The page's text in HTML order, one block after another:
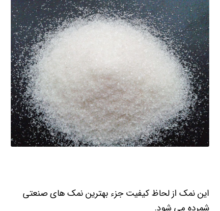
این نمک از لحاظ کیفیت جزء بهترین نمک های صنعتی
شمرده می شود.